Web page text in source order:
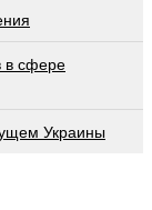
в сфере
Украины